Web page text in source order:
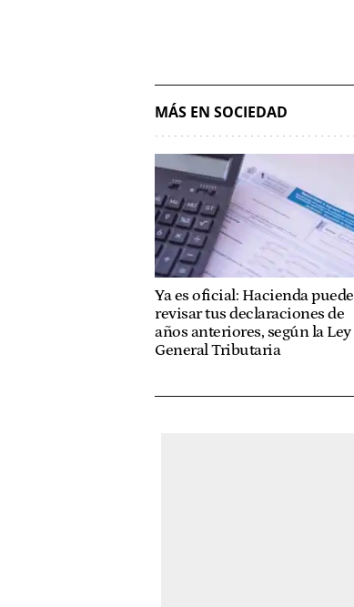
MÁS EN SOCIEDAD
Ya es oficial: Hacienda puede
revisar tus declaraciones de
años anteriores, según la Ley
General Tributaria